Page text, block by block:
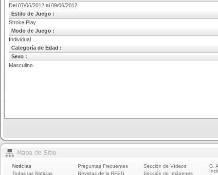
Del 07/06/2012 al 09/06/2012
Estilo de Juego :
Stroke Play
Modo de Juego :
Individual
Categoría de Edad :
Sexo :
Masculino
Noticias
Todas las Noticias
Preguntas Frecuentes
Revistas de la RFEG
Sección de Vídeos
Sección de Imágenes
G.